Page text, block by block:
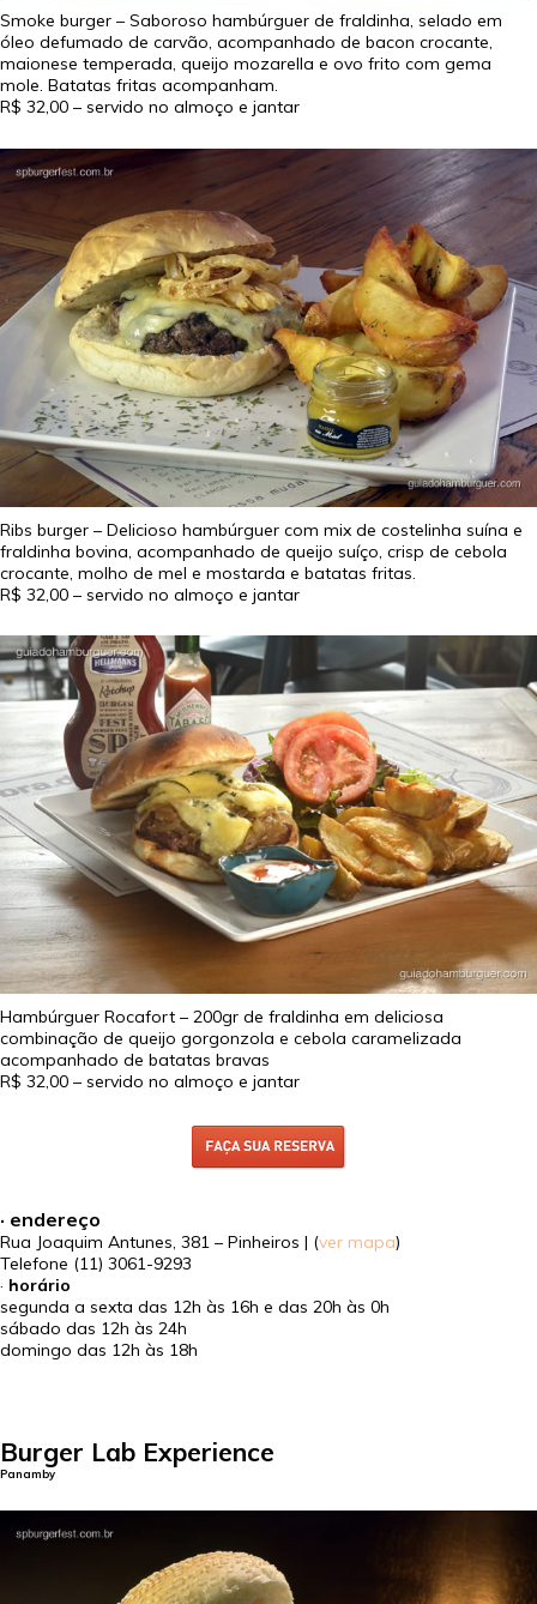
Smoke burger – Saboroso hambúrguer de fraldinha, selado em
óleo defumado de carvão, acompanhado de bacon crocante,
maionese temperada, queijo mozarella e ovo frito com gema
mole. Batatas fritas acompanham.
R$ 32,00 – servido no almoço e jantar
Ribs burger – Delicioso hambúrguer com mix de costelinha suína e
fraldinha bovina, acompanhado de queijo suíço, crisp de cebola
crocante, molho de mel e mostarda e batatas fritas.
R$ 32,00 – servido no almoço e jantar
Hambúrguer Rocafort – 200gr de fraldinha em deliciosa
combinação de queijo gorgonzola e cebola caramelizada
acompanhado de batatas bravas
R$ 32,00 – servido no almoço e jantar
· endereço
Rua Joaquim Antunes, 381 – Pinheiros | (ver mapa)
Telefone (11) 3061-9293
· horário
segunda a sexta das 12h às 16h e das 20h às 0h
sábado das 12h às 24h
domingo das 12h às 18h
Burger Lab Experience
Panamby